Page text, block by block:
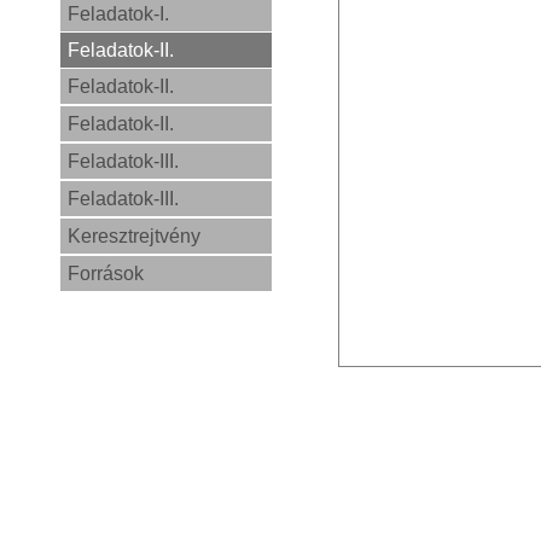
Feladatok-I.
Feladatok-II.
Feladatok-II.
Feladatok-II.
Feladatok-III.
Feladatok-III.
Keresztrejtvény
Források